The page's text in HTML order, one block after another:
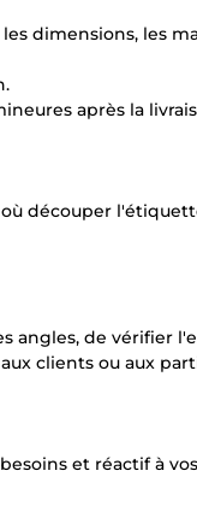
dimensions, les
après la
découper
angles, de vérifier
clients ou aux
et réactif à